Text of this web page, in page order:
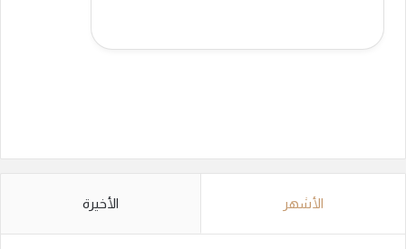
الأشهر الأخيرة